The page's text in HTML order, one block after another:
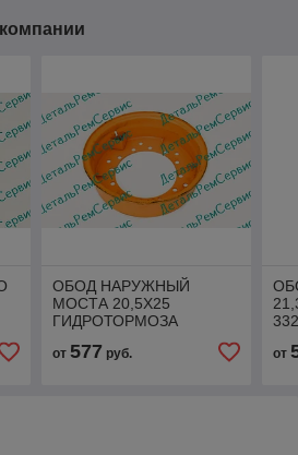
ОБОД НАРУЖНЫЙ
МОСТА 20,5Х25
ГИДРОТОРМОЗА
МК05.01.100Д(ТО-28А.05.04.100)
от 577 руб. от